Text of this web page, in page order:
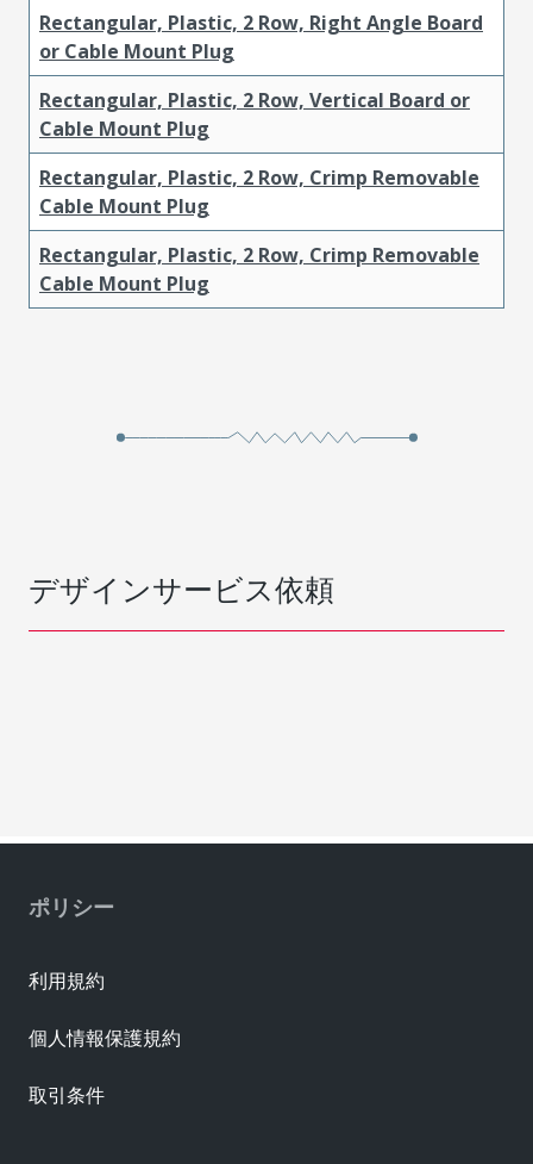
Rectangular, Plastic, 2 Row, Right Angle Board
or Cable Mount Plug
Rectangular, Plastic, 2 Row, Vertical Board or
Cable Mount Plug
Rectangular, Plastic, 2 Row, Crimp Removable
Cable Mount Plug
Rectangular, Plastic, 2 Row, Crimp Removable
Cable Mount Plug
デザインサービス依頼
ポリシー
利用規約
個人情報保護規約
取引条件